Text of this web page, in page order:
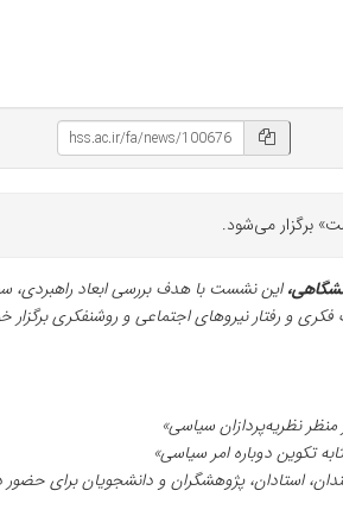
برگزار می‌شود.
این نشست با هدف بررسی ابعاد راهبردی،
و رفتار نیروهای اجتماعی و روشنفکری
نظریه‌پردازان سیاسی»
استادان، پژوهشگران و دانشجویان برای